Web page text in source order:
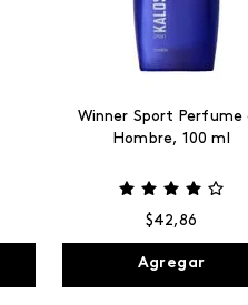
Winner Sport Perfume
Hombre, 100 ml
$42,86
Agregar